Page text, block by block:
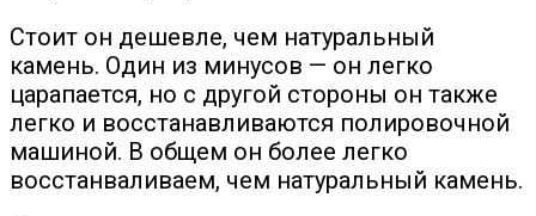
Стоит он дешевле, чем натуральный
камень. Один из минусов — он легко
царапается, но с другой стороны он также
легко и восстанавливаются полировочной
машиной. В общем он более легко
восстанваливаем, чем натуральный камень.